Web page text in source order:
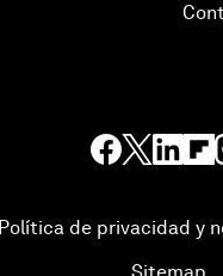
Política de privacidad y